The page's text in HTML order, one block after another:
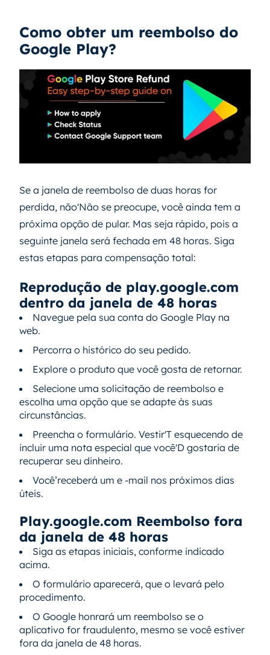
Como obter um reembolso do
Google Play?
Se a janela de reembolso de duas horas for
perdida, não'Não se preocupe, você ainda tem a
próxima opção de pular. Mas seja rápido, pois a
seguinte janela será fechada em 48 horas. Siga
estas etapas para compensação total:
Reprodução de play.google.com
dentro da janela de 48 horas
Navegue pela sua conta do Google Play na
web.
Percorra o histórico do seu pedido.
Explore o produto que você gosta de retornar.
Selecione uma solicitação de reembolso e
escolha uma opção que se adapte às suas
circunstâncias.
Preencha o formulário. Vestir'T esquecendo de
incluir uma nota especial que você'D gostaria de
recuperar seu dinheiro.
Você’receberá um e -mail nos próximos dias
úteis.
Play.google.com Reembolso fora
da janela de 48 horas
Siga as etapas iniciais, conforme indicado
acima.
O formulário aparecerá, que o levará pelo
procedimento.
O Google honrará um reembolso se o
aplicativo for fraudulento, mesmo se você estiver
fora da janela de 48 horas.